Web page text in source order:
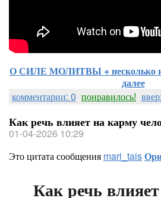
О СИЛЕ МОЛИТВЫ + несколько
далее
комментарии: 0 понравилось!
Как речь влияет на карму
01-04-2026 10:29
Это цитата сообщения mari_tais
Как речь